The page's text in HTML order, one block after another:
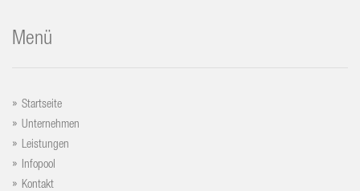
Menü
Startseite
Unternehmen
Leistungen
Infopool
Kontakt